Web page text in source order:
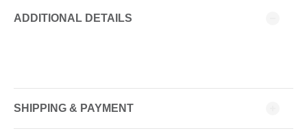
ADDITIONAL DETAILS
SHIPPING & PAYMENT